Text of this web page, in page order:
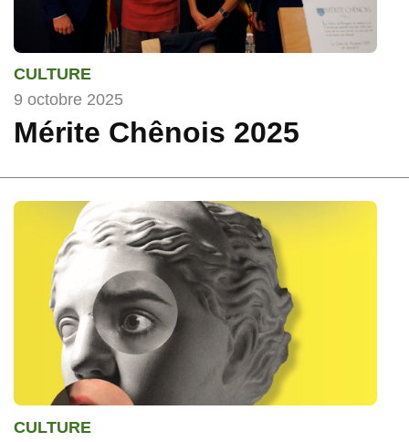
CULTURE
9 octobre 2025
Mérite Chênois 2025
CULTURE